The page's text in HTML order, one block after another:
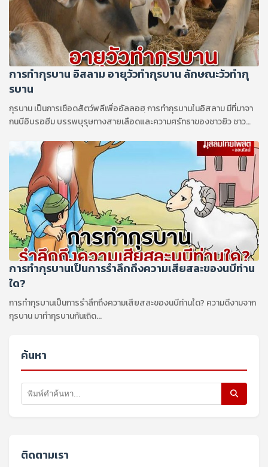
การทํากุรบาน อิสลาม อายุวัวทำกุรบาน ลักษณะวัวทำกุ
รบาน
กุรบาน เป็นการเชือดสัตว์พลีเพื่ออัลลอฮฺ การทํากุรบานในอิสลาม มีที่มาจา
กนบีอิบรอฮีม บรรพบุรุษทางสายเลือดและความศรัทธาของชาวยิว ชาว
การทำกุรบานเป็นการรำลึกถึงความเสียสละของนบีท่าน
ใด?
การทำกุรบานเป็นการรำลึกถึงความเสียสละของนบีท่านใด? ความดีงามจาก
กุรบาน มาทำกุรบานกันเถิด...
ค้นหา
ติดตามเรา